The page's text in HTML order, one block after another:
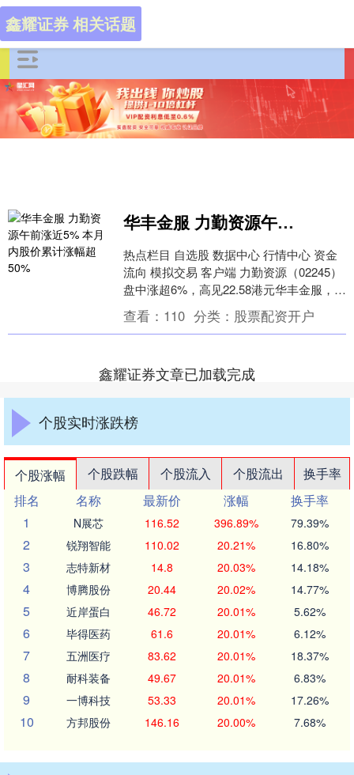
鑫耀证券 相关话题
华丰金服 力勤资源午前涨近5% 本月内股价累计涨幅超50%
热点栏目 自选股 数据中心 行情中心 资金
流向 模拟交易 客户端 力勤资源（02245）
盘中涨超6%，高见22.58港元华丰金服，本
月内股价累计涨幅超五成。截至....
查看： 110 分类： 股票配资开户
鑫耀证券文章已加载完成
个股实时涨跌榜
个股涨幅 个股跌幅 个股流入 个股流出
换手率
排名
名称 最新价 涨幅
换手率
1
N展芯 116.52 396.89% 79.39%
2 锐翔智能 110.02 20.21% 16.80%
3 志特新材 14.8 20.03% 14.18%
4 博腾股份 20.44 20.02% 14.77%
5 近岸蛋白 46.72 20.01% 5.62%
6 毕得医药 61.6 20.01% 6.12%
7 五洲医疗 83.62 20.01% 18.37%
8 耐科装备 49.67 20.01% 6.83%
9 一博科技 53.33 20.01% 17.26%
10 方邦股份 146.16 20.00% 7.68%